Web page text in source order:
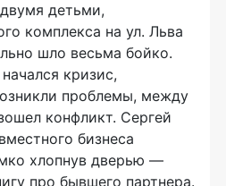
детьми,
комплекса на ул. Льва
шло весьма бойко.
кризис,
проблемы, между
конфликт. Сергей
бизнеса
хлопнув дверью —
про бывшего партнера.